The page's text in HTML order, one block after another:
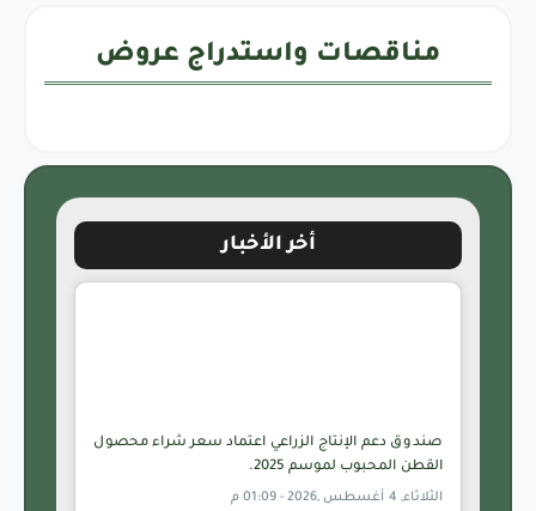
مناقصات واستدراج عروض
أخر الأخبار
صندوق دعم الإنتاج الزراعي اعتماد سعر شراء محصول
القطن المحبوب لموسم 2025.
الثلاثاء, 4 أغسطس ,2026 - 01:09 م